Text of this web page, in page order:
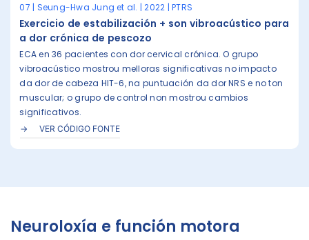
07 | Seung-Hwa Jung et al. | 2022 | PTRS
Exercicio de estabilización + son vibroacústico para
a dor crónica de pescozo
ECA en 36 pacientes con dor cervical crónica. O grupo
vibroacústico mostrou melloras significativas no impacto
da dor de cabeza HIT-6, na puntuación da dor NRS e no ton
muscular; o grupo de control non mostrou cambios
significativos.
VER CÓDIGO FONTE
Neuroloxía e función motora